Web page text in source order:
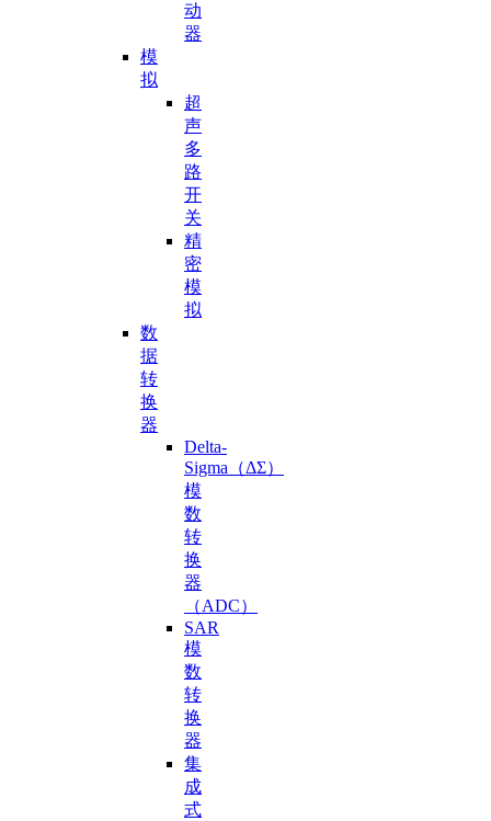
动
器
模
拟
超
声
多
路
开
关
精
密
模
拟
数
据
转
换
器
Delta-
Sigma（ΔΣ）
模
数
转
换
器
（ADC）
SAR
模
数
转
换
器
集
成
式